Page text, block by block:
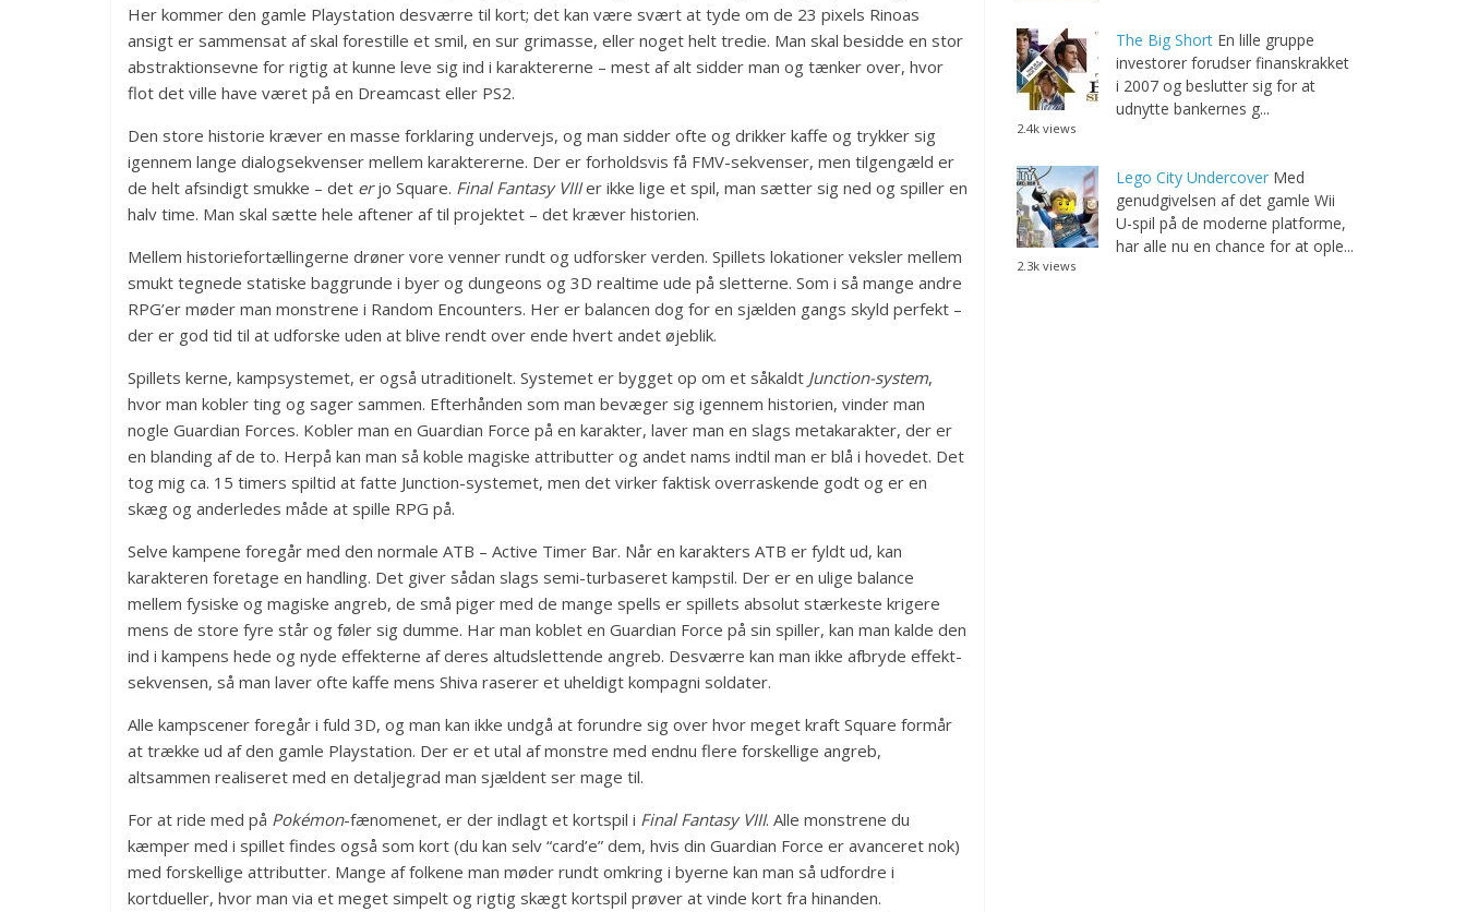
Her kommer den gamle Playstation desværre til kort; det kan være svært at tyde om de 23 pixels Rinoas
ansigt er sammensat af skal forestille et smil, en sur grimasse, eller noget helt tredie. Man skal besidde en stor
abstraktionsevne for rigtig at kunne leve sig ind i karaktererne – mest af alt sidder man og tænker over, hvor
flot det ville have været på en Dreamcast eller PS2.
Den store historie kræver en masse forklaring undervejs, og man sidder ofte og drikker kaffe og trykker sig
igennem lange dialogsekvenser mellem karaktererne. Der er forholdsvis få FMV-sekvenser, men tilgengæld er
de helt afsindigt smukke – det erjo Square. Final Fantasy VIIIer ikke lige et spil, man sætter sig ned og spiller en
halv time. Man skal sætte hele aftener af til projektet – det kræver historien.
Mellem historiefortællingerne drøner vore venner rundt og udforsker verden. Spillets lokationer veksler mellem
smukt tegnede statiske baggrunde i byer og dungeons og 3D realtime ude på sletterne. Som i så mange andre
RPG’er møder man monstrene i Random Encounters. Her er balancen dog for en sjælden gangs skyld perfekt –
der er god tid til at udforske uden at blive rendt over ende hvert andet øjeblik.
Spillets kerne, kampsystemet, er også utraditionelt. Systemet er bygget op om et såkaldt Junction-system,
hvor man kobler ting og sager sammen. Efterhånden som man bevæger sig igennem historien, vinder man
nogle Guardian Forces. Kobler man en Guardian Force på en karakter, laver man en slags metakarakter, der er
en blanding af de to. Herpå kan man så koble magiske attributter og andet nams indtil man er blå i hovedet. Det
tog mig ca. 15 timers spiltid at fatte Junction-systemet, men det virker faktisk overraskende godt og er en
skæg og anderledes måde at spille RPG på.
Selve kampene foregår med den normale ATB – Active Timer Bar. Når en karakters ATB er fyldt ud, kan
karakteren foretage en handling. Det giver sådan slags semi-turbaseret kampstil. Der er en ulige balance
mellem fysiske og magiske angreb, de små piger med de mange spells er spillets absolut stærkeste krigere
mens de store fyre står og føler sig dumme. Har man koblet en Guardian Force på sin spiller, kan man kalde den
ind i kampens hede og nyde effekterne af deres altudslettende angreb. Desværre kan man ikke afbryde effekt-
sekvensen, så man laver ofte kaffe mens Shiva raserer et uheldigt kompagni soldater.
Alle kampscener foregår i fuld 3D, og man kan ikke undgå at forundre sig over hvor meget kraft Square formår
at trække ud af den gamle Playstation. Der er et utal af monstre med endnu flere forskellige angreb,
altsammen realiseret med en detaljegrad man sjældent ser mage til.
For at ride med på Pokémon-fænomenet, er der indlagt et kortspil i Final Fantasy VIII. Alle monstrene du
kæmper med i spillet findes også som kort (du kan selv “card’e” dem, hvis din Guardian Force er avanceret nok)
med forskellige attributter. Mange af folkene man møder rundt omkring i byerne kan man så udfordre i
kortdueller, hvor man via et meget simpelt og rigtig skægt kortspil prøver at vinde kort fra hinanden.
The Big Short En lille gruppe
investorer forudser finanskrakket
i 2007 og beslutter sig for at
udnytte bankernes g...
2.4k views
Lego City Undercover Med
genudgivelsen af det gamle Wii
U-spil på de moderne platforme,
har alle nu en chance for at ople...
2.3k views